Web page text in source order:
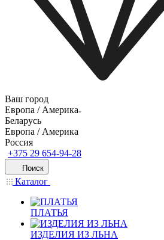
Ваш город
Европа / Америка
Беларусь
Европа / Америка
Россия
+375 29 654-94-28
Поиск
Каталог
ПЛАТЬЯ
ИЗДЕЛИЯ ИЗ ЛЬНА